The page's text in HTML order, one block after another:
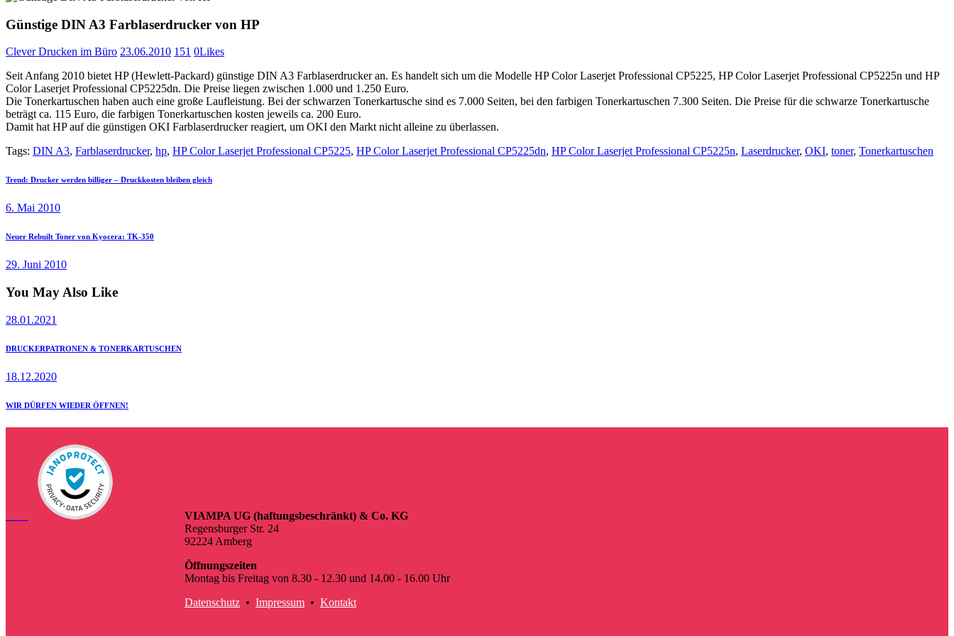
Günstige DIN A3 Farblaserdrucker von HP
Clever Drucken im Büro 23.06.2010 151 0Likes
Seit Anfang 2010 bietet HP (Hewlett-Packard) günstige DIN A3 Farblaserdrucker an. Es handelt sich um die Modelle HP Color Laserjet Professional CP5225, HP Color Laserjet Professional CP5225n und HP
Color Laserjet Professional CP5225dn. Die Preise liegen zwischen 1.000 und 1.250 Euro.
Die Tonerkartuschen haben auch eine große Laufleistung. Bei der schwarzen Tonerkartusche sind es 7.000 Seiten, bei den farbigen Tonerkartuschen 7.300 Seiten. Die Preise für die schwarze Tonerkartusche
beträgt ca. 115 Euro, die farbigen Tonerkartuschen kosten jeweils ca. 200 Euro.
Damit hat HP auf die günstigen OKI Farblaserdrucker reagiert, um OKI den Markt nicht alleine zu überlassen.
Tags: DIN A3, Farblaserdrucker, hp, HP Color Laserjet Professional CP5225, HP Color Laserjet Professional CP5225dn, HP Color Laserjet Professional CP5225n, Laserdrucker, OKI, toner, Tonerkartuschen
Beitragsnavigation
Previous
Trend: Drucker werden billiger – Druckkosten bleiben gleich
6. Mai 2010
Next
Neuer Rebuilt Toner von Kyocera: TK-350
29. Juni 2010
You May Also Like
28.01.2021
DRUCKERPATRONEN & TONERKARTUSCHEN
18.12.2020
WIR DÜRFEN WIEDER ÖFFNEN!
VIAMPA UG (haftungsbeschränkt) & Co. KG
Regensburger Str. 24
92224 Amberg
Öffnungszeiten
Montag bis Freitag von 8.30 - 12.30 und 14.00 - 16.00 Uhr
Datenschutz • Impressum • Kontakt